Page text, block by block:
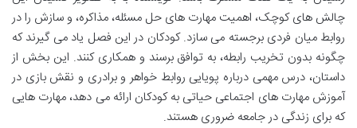
چالش های کوچک، اهمیت مهارت های حل مسئله، مذاکره، و سازش را در
روابط میان فردی برجسته می سازد. کودکان در این فصل یاد می گیرند که
چگونه بدون تخریب رابطه، به توافق برسند و همکاری کنند. این بخش از
داستان، درس مهمی درباره پویایی روابط خواهر و برادری و نقش بازی در
آموزش مهارت های اجتماعی حیاتی به کودکان ارائه می دهد، مهارت هایی
که برای زندگی در جامعه ضروری هستند.